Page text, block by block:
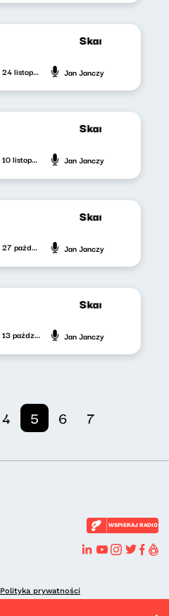
Skandynawskim
24 listopada 2023 Jan Janczy
Skandynawskim
10 listopada 2023 Jan Janczy
Skandynawskim
27 października 2023 Jan Janczy
Skandynawskim
13 października 2023 Jan Janczy
4 5 6 7
WSPIERAJ RADIO
Polityka prywatności